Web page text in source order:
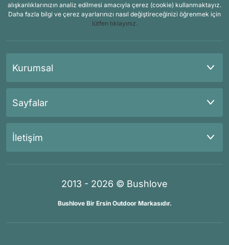
alışkanlıklarınızın analiz edilmesi amacıyla çerez (cookie) kullanmaktayız.
Daha fazla bilgi ve çerez ayarlarınızı nasıl değiştireceğinizi öğrenmek için
lütfen tıklayınız.
Kurumsal
Sayfalar
İletişim
2013 - 2026 © Bushlove
Bushlove Bir Ersin Outdoor Markasıdır.